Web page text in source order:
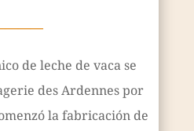
de leche de vaca se
des Ardennes por
la fabricación de